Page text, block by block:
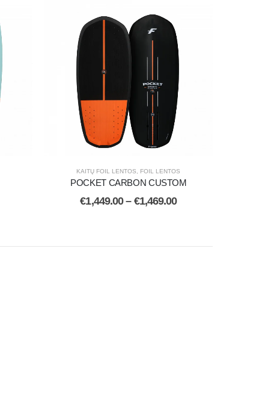
KAITŲ FOIL LENTOS, FOIL LENTOS
POCKET CARBON CUSTOM
€1,449.00 – €1,469.00